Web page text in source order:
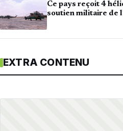
Ce pays reçoit 4
soutien militaire de
EXTRA CONTENU